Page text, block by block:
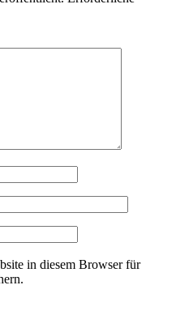
in diesem Browser für